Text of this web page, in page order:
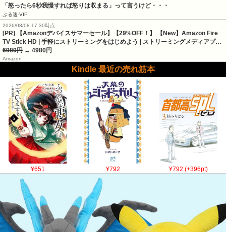
「怒ったら6秒我慢すれば怒りは収まる」って言うけど・・・
ぶる速-VIP
2026/08/08 17:30時点
[PR] 【Amazonデバイスサマーセール】【29%OFF！】 【New】Amazon Fire
TV Stick HD | 手軽にストリーミングをはじめよう | ストリーミングメディアプ…
6980円 → 4980円
Amazon
Kindle 最近の売れ筋本
¥651 ¥792 ¥792 (+396pt)